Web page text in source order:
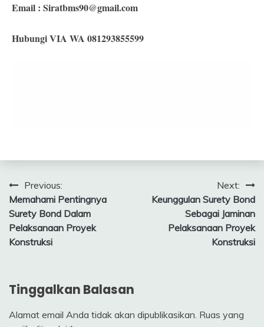
Email : Siratbms90@gmail.com
Hubungi VIA WA 081293855599
Navigasi
pos
Previous:
Memahami Pentingnya
Surety Bond Dalam
Pelaksanaan Proyek
Konstruksi
Next:
Keunggulan Surety Bond
Sebagai Jaminan
Pelaksanaan Proyek
Konstruksi
Tinggalkan Balasan
Alamat email Anda tidak akan dipublikasikan. Ruas yang